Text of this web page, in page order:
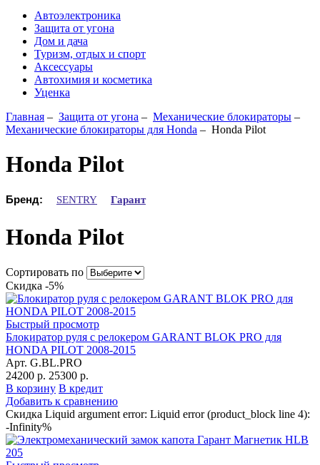
Автоэлектроника
Защита от угона
Дом и дача
Туризм, отдых и спорт
Аксессуары
Автохимия и косметика
Уценка
Главная – Защита от угона – Механические блoкираторы –
Механические блокираторы для Honda – Honda Pilot
Honda Pilot
Бренд: SENTRY Гарант
Honda Pilot
Сортировать по
Скидка -5%
Быстрый просмотр
Блокиратор руля с релокером GARANT BLOK PRO для
HONDA PILOT 2008-2015
Арт. G.BL.PRO
24200 р. 25300 р.
В корзину В кредит
Добавить к сравнению
Скидка Liquid argument error: Liquid error (product_block line 4):
-Infinity%